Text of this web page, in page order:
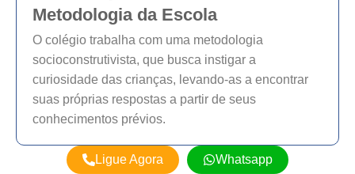
Metodologia da Escola
O colégio trabalha com uma metodologia
socioconstrutivista, que busca instigar a
curiosidade das crianças, levando-as a encontrar
suas próprias respostas a partir de seus
conhecimentos prévios.
Ligue Agora Whatsapp